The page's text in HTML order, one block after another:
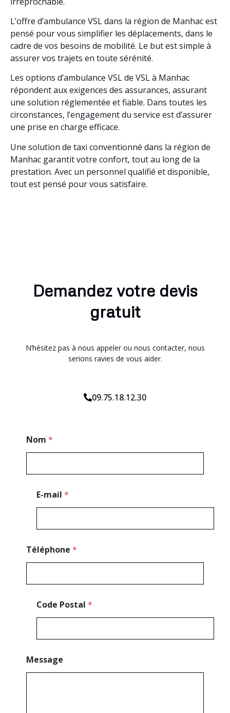
L’offre d’ambulance VSL dans la région de Manhac est
pensé pour vous simplifier les déplacements, dans le
cadre de vos besoins de mobilité. Le but est simple à
assurer vos trajets en toute sérénité.
Les options d’ambulance VSL de VSL à Manhac
répondent aux exigences des assurances, assurant
une solution réglementée et fiable. Dans toutes les
circonstances, l’engagement du service est d’assurer
une prise en charge efficace.
Une solution de taxi conventionné dans la région de
Manhac garantit votre confort, tout au long de la
prestation. Avec un personnel qualifié et disponible,
tout est pensé pour vous satisfaire.
Demandez votre devis
gratuit
N’hésitez pas à nous appeler ou nous contacter, nous
serions ravies de vous aider.
09.75.18.12.30
N
o
Nom *
E-mail *
Téléphone *
Code Postal *
Message